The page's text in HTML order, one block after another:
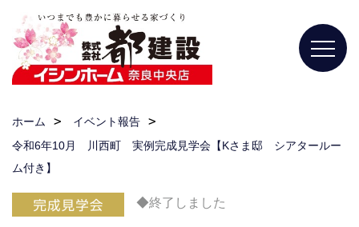
ホーム
イベント報告
令和6年10月 川西町 実例完成見学会【Kさま邸 シアタールー
ム付き】
◆終了しました